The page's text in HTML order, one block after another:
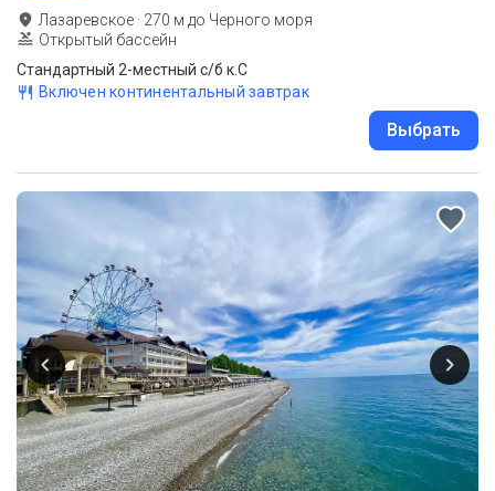
Лазаревское · 270 м до Черного моря
Открытый бассейн
Стандартный 2-местный с/б к.С
Включен континентальный завтрак
Выбрать